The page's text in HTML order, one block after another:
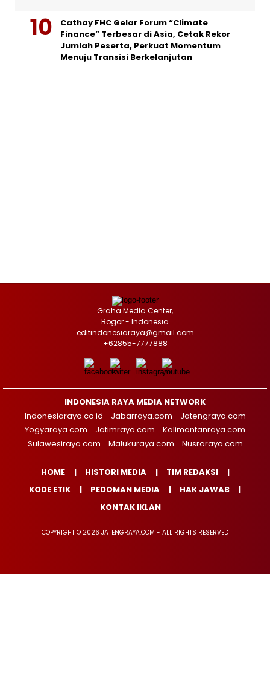
Cathay FHC Gelar Forum “Climate
Finance” Terbesar di Asia, Cetak Rekor
Jumlah Peserta, Perkuat Momentum
Menuju Transisi Berkelanjutan
Graha Media Center,
Bogor - Indonesia
editindonesiaraya@gmail.com
+62855-7777888
INDONESIA RAYA MEDIA NETWORK
Indonesiaraya.co.id
Jabarraya.com
Jatengraya.com
Yogyaraya.com
Jatimraya.com
Kalimantanraya.com
Sulawesiraya.com
Malukuraya.com Nusraraya.com
HOME HISTORI MEDIA
TIM REDAKSI
KODE ETIK
PEDOMAN MEDIA
HAK JAWAB
KONTAK IKLAN
COPYRIGHT © 2026 JATENGRAYA.COM - ALL RIGHTS RESERVED